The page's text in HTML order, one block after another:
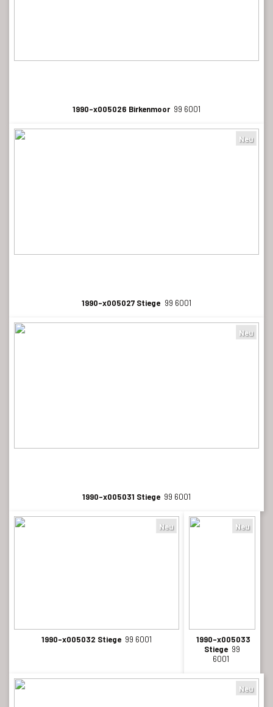
1990-x005026 Birkenmoor 99 6001
Neu
1990-x005027 Stiege 99 6001
Neu
1990-x005031 Stiege 99 6001
Neu
1990-x005032 Stiege 99 6001
Neu
1990-x005033
Stiege 99
6001
Neu